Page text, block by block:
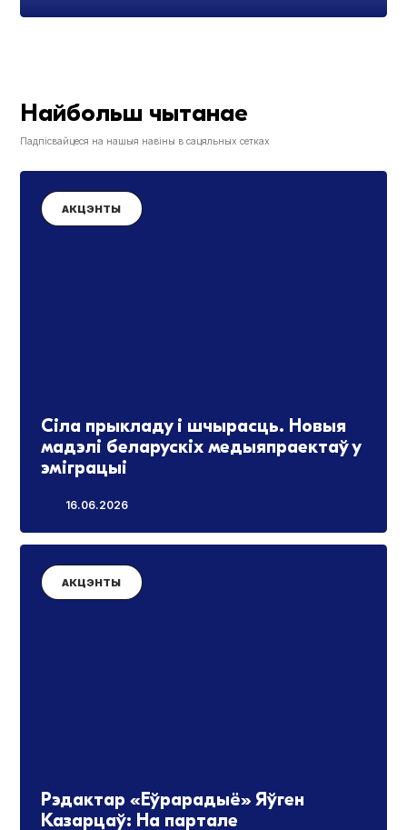
Найбольш чытанае
Падпісвайцеся на нашыя навіны в сацяльных сетках
АКЦЭНТЫ
Сіла прыкладу і шчырасць. Новыя
мадэлі беларускіх медыяпраектаў у
эміграцыі
16.06.2026
АКЦЭНТЫ
Рэдактар «Еўрарадыё» Яўген
Казарцаў: На партале